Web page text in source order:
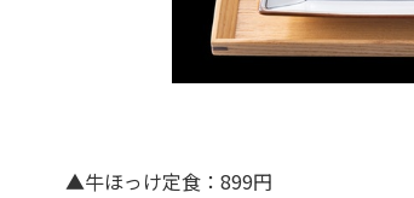
▲牛ほっけ定食：899円